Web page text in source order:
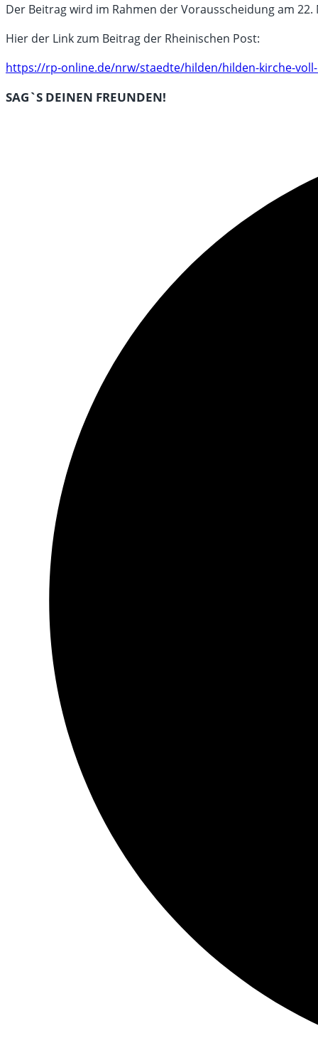
Der Beitrag wird im Rahmen der Vorausscheidung am
Hier der Link zum Beitrag der Rheinischen Post:
https://rp-online.de/nrw/staedte/hilden/hilden-kirche-
SAG`S DEINEN FREUNDEN!